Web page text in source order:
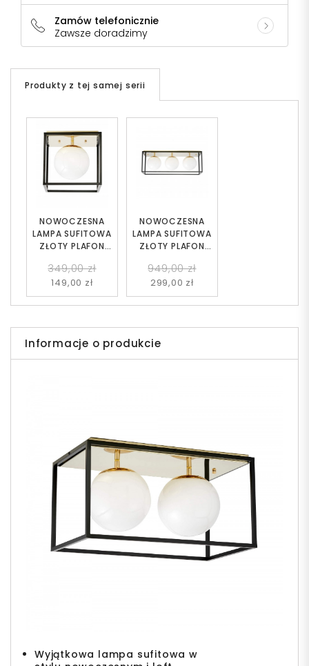
Zamów telefonicznie
Zawsze doradzimy
Produkty z tej samej serii
NOWOCZESNA
LAMPA SUFITOWA
ZŁOTY PLAFON
349,00 zł
149,00 zł
NOWOCZESNA
LAMPA SUFITOWA
ZŁOTY PLAFON
949,00 zł
299,00 zł
Informacje o produkcie
Wyjątkowa lampa sufitowa w